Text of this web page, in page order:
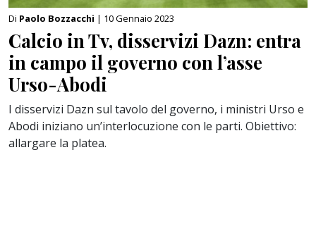
Di Paolo Bozzacchi | 10 Gennaio 2023
Calcio in Tv, disservizi Dazn: entra
in campo il governo con l’asse
Urso-Abodi
I disservizi Dazn sul tavolo del governo, i ministri Urso e
Abodi iniziano un’interlocuzione con le parti. Obiettivo:
allargare la platea.